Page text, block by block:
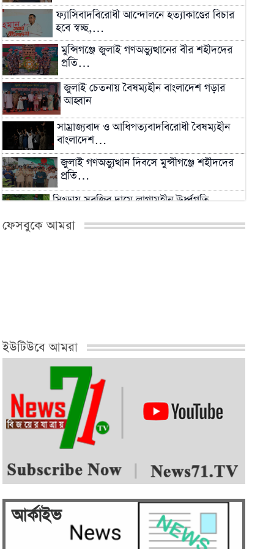
ফ্যাসিবাদবিরোধী আন্দোলনে হত্যাকাণ্ডের বিচার
হবে স্বচ্ছ,…
মুন্সিগঞ্জে জুলাই গণঅভ্যুত্থানের বীর শহীদদের
প্রতি…
জুলাই চেতনায় বৈষম্যহীন বাংলাদেশ গড়ার
আহ্বান
সাম্রাজ্যবাদ ও আধিপত্যবাদবিরোধী বৈষম্যহীন
বাংলাদেশ…
জুলাই গণঅভ্যুত্থান দিবসে মুন্সীগঞ্জে শহীদদের
প্রতি…
সিংড়ায় সবজির দামে লাগামহীন ঊর্ধ্বগতি,
২০২৬ সালের মধ্যেই বন্ধ শিল্পকারখানা চালুর
ফেসবুকে আমরা
ইউটিউবে আমরা
আর্কাইভ